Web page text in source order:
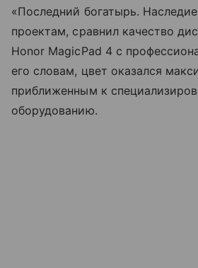
«Последний богатырь.
проектам, сравнил качество
Honor MagicPad 4 с
его словам, цвет оказался
приближенным к
оборудованию.